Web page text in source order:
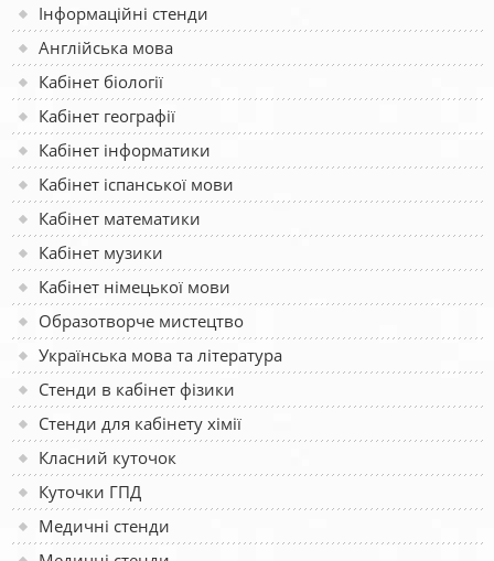
Інформаційні стенди
Англійська мова
Кабінет біології
Кабінет географії
Кабінет інформатики
Кабінет іспанської мови
Кабінет математики
Кабінет музики
Кабінет німецької мови
Образотворче мистецтво
Українська мова та література
Стенди в кабінет фізики
Стенди для кабінету хімії
Класний куточок
Куточки ГПД
Медичні стенди